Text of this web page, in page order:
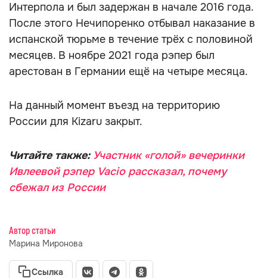
Интерпола и был задержан в начале 2016 года.
После этого Нечипоренко отбывал наказание в
испанской тюрьме в течение трёх с половиной
месяцев. В ноябре 2021 года рэпер был
арестован в Германии ещё на четыре месяца.
На данный момент въезд на территорию
России для Kizaru закрыт.
Читайте также: Участник «голой» вечеринки
Ивлеевой рэпер Vacio рассказал, почему
сбежал из России
Автор статьи
Марина Миронова
Ссылка